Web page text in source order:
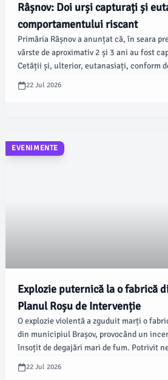
Râșnov: Doi urși capturați și
comportamentului riscant
Primăria Râșnov a anunțat că, în seara
vârste de aproximativ 2 și 3 ani au fost
Cetății și, ulterior, eutanasiați, conform
intervenție. Această măsură a fost luată
stricte și cu respectarea cadrelor legale,
22 Jul 2026
EVENIMENTE
Explozie puternică la o fabrică
Planul Roșu de Intervenție
O explozie violentă a zguduit marți o
din municipiul Brașov, provocând un
însoțit de degajări mari de fum. Potrivit
avut loc la un transportor de rumeguș,
urgentă din partea autorităților locale.
22 Jul 2026